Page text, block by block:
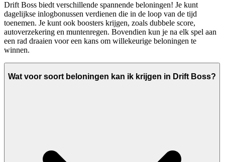
Drift Boss biedt verschillende spannende beloningen! Je kunt
dagelijkse inlogbonussen verdienen die in de loop van de tijd
toenemen. Je kunt ook boosters krijgen, zoals dubbele score,
autoverzekering en muntenregen. Bovendien kun je na elk spel aan
een rad draaien voor een kans om willekeurige beloningen te
winnen.
Wat voor soort beloningen kan ik krijgen in Drift Boss?